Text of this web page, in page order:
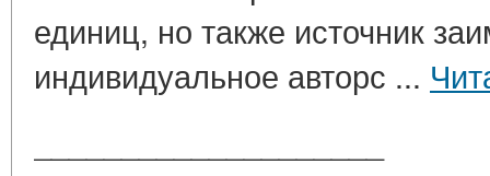
единиц, но также источник
индивидуальное авторс ...